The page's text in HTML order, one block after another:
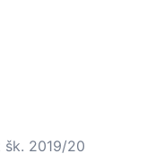
2019/20